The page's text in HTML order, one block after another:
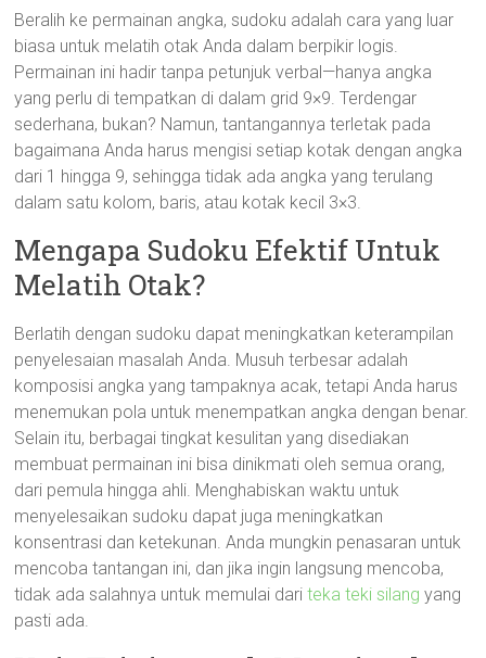
Beralih ke permainan angka, sudoku adalah cara yang luar
biasa untuk melatih otak Anda dalam berpikir logis.
Permainan ini hadir tanpa petunjuk verbal—hanya angka
yang perlu di tempatkan di dalam grid 9×9. Terdengar
sederhana, bukan? Namun, tantangannya terletak pada
bagaimana Anda harus mengisi setiap kotak dengan angka
dari 1 hingga 9, sehingga tidak ada angka yang terulang
dalam satu kolom, baris, atau kotak kecil 3×3.
Mengapa Sudoku Efektif Untuk
Melatih Otak?
Berlatih dengan sudoku dapat meningkatkan keterampilan
penyelesaian masalah Anda. Musuh terbesar adalah
komposisi angka yang tampaknya acak, tetapi Anda harus
menemukan pola untuk menempatkan angka dengan benar.
Selain itu, berbagai tingkat kesulitan yang disediakan
membuat permainan ini bisa dinikmati oleh semua orang,
dari pemula hingga ahli. Menghabiskan waktu untuk
menyelesaikan sudoku dapat juga meningkatkan
konsentrasi dan ketekunan. Anda mungkin penasaran untuk
mencoba tantangan ini, dan jika ingin langsung mencoba,
tidak ada salahnya untuk memulai dariteka teki silang yang
pasti ada.